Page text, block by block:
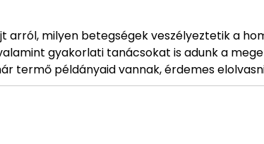
arról, milyen betegségek veszélyeztetik a
gyakorlati tanácsokat is adunk a
termő példányaid vannak, érdemes